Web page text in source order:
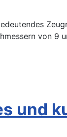
von 9
und